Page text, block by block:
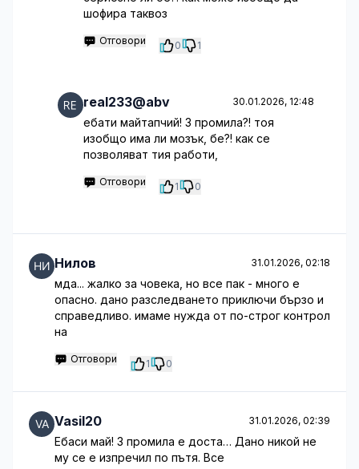
шофира таквоз
Отговори 0 1
real233@abv 30.01.2026, 12:48
ебати майтапчий! 3 промила?! тоя
изобщо има ли мозък, бе?! как се
позволяват тия работи,
Отговори 1 0
Нилов 31.01.2026, 02:18
мда... жалко за човека, но все пак - много е
опасно. дано разследването приключи бързо и
справедливо. имаме нужда от по-строг контрол
на
Отговори 1 0
Vasil20 31.01.2026, 02:39
Ебаси май! 3 промила е доста… Дано никой не
му се е изпречил по пътя. Все